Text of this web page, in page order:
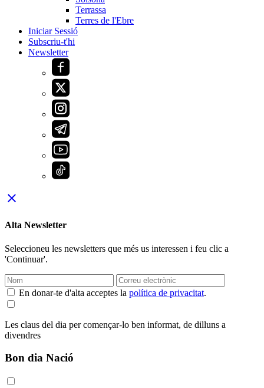
Terrassa
Terres de l'Ebre
Iniciar Sessió
Subscriu-t'hi
Newsletter
close
Alta Newsletter
Seleccioneu les newsletters que més us interessen i feu clic a
'Continuar'.
En donar-te d'alta acceptes la política de privacitat.
Les claus del dia per començar-lo ben informat, de dilluns a
divendres
Bon dia Nació